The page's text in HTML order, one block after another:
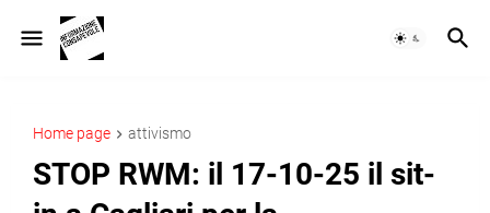
Home page attivismo
STOP RWM: il 17-10-25 il sit-